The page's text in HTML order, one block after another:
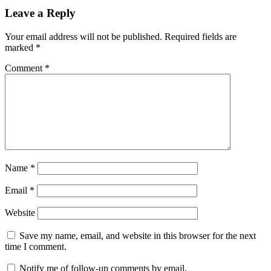
Leave a Reply
Your email address will not be published. Required fields are
marked *
Comment *
Name *
Email *
Website
Save my name, email, and website in this browser for the next
time I comment.
Notify me of follow-up comments by email.